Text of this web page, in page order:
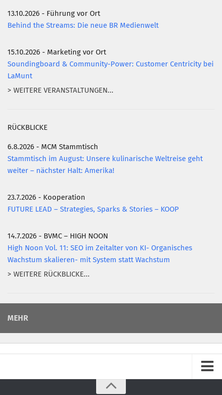
13.10.2026 - Führung vor Ort
Behind the Streams: Die neue BR Medienwelt
15.10.2026 - Marketing vor Ort
Soundingboard & Community-Power: Customer Centricity bei
LaMunt
> WEITERE VERANSTALTUNGEN...
RÜCKBLICKE
6.8.2026 - MCM Stammtisch
Stammtisch im August: Unsere kulinarische Weltreise geht
weiter – nächster Halt: Amerika!
23.7.2026 - Kooperation
FUTURE LEAD – Strategies, Sparks & Stories – KOOP
14.7.2026 - BVMC – HIGH NOON
High Noon Vol. 11: SEO im Zeitalter von KI- Organisches
Wachstum skalieren- mit System statt Wachstum
> WEITERE RÜCKBLICKE...
MEHR